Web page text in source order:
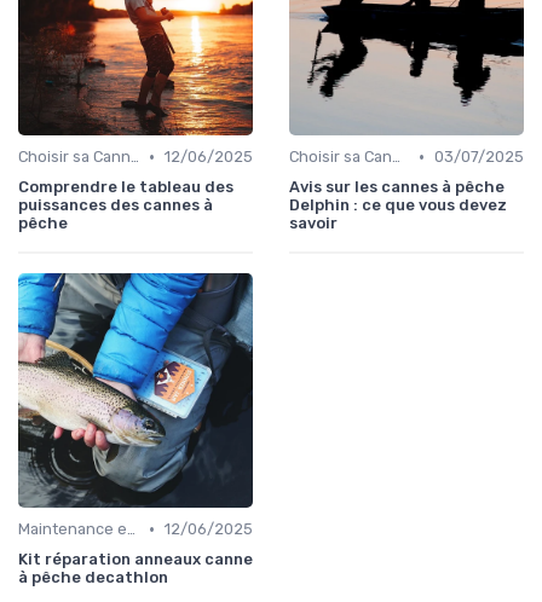
Choisir sa Canne et son Équipement • 12/06/2025
Comprendre le tableau des
puissances des cannes à
pêche
Choisir sa Canne et son Équipement • 03/07/2025
Avis sur les cannes à pêche
Delphin : ce que vous devez
savoir
Maintenance et Entretien • 12/06/2025
Kit réparation anneaux canne
à pêche decathlon